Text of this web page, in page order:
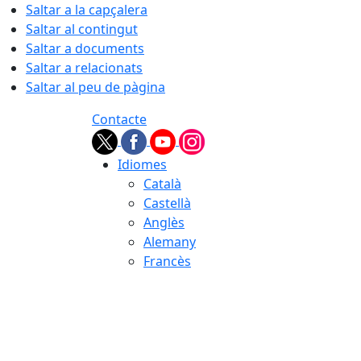
Saltar a la capçalera
Saltar al contingut
Saltar a documents
Saltar a relacionats
Saltar al peu de pàgina
Contacte
Idiomes
Català
Castellà
Anglès
Alemany
Francès